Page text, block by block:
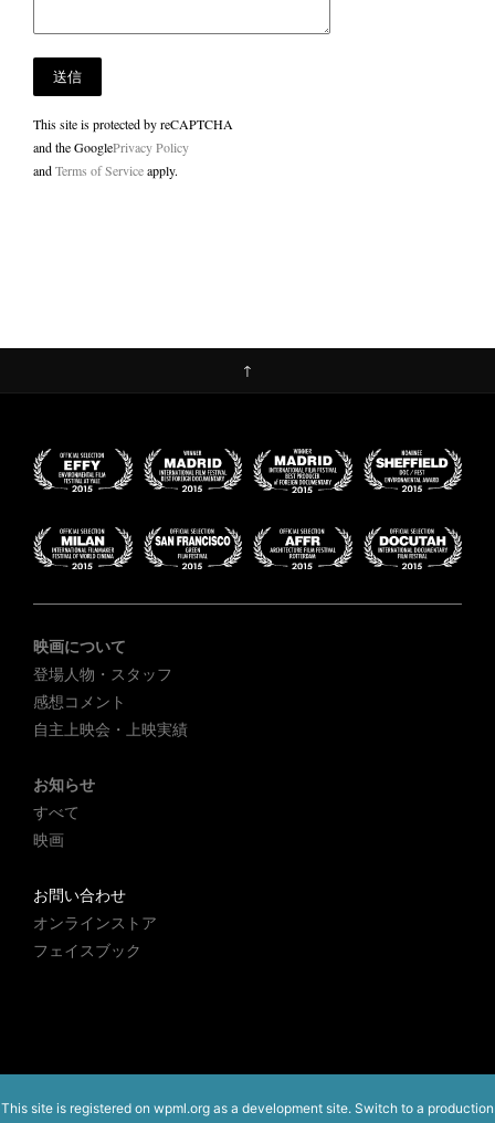
This site is protected by reCAPTCHA
and the GooglePrivacy Policy
andTerms of Serviceapply.
↑
映画について
登場人物・スタッフ
感想コメント
自主上映会・上映実績
お知らせ
すべて
映画
お問い合わせ
オンラインストア
フェイスブック
This site is registered on wpml.org as a development site. Switch to a production